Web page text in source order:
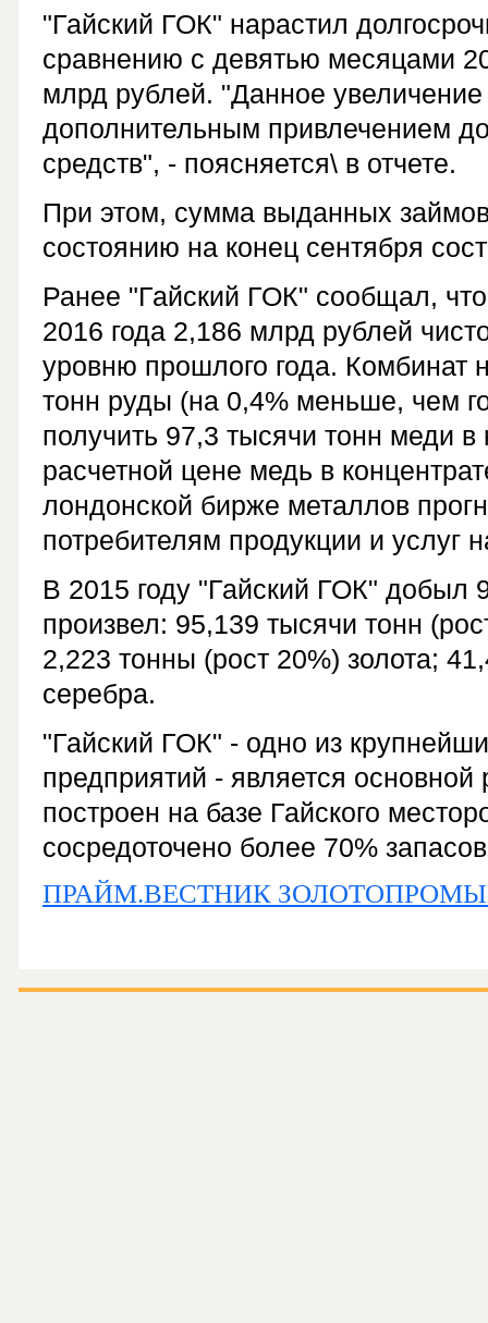
"Гайский ГОК" нарастил
сравнению с девятью месяцами
млрд рублей. "Данное
дополнительным привлечением
средств", - поясняется\ в отчете.
При этом, сумма выданных
состоянию на конец сентября
Ранее "Гайский ГОК" сообщал,
2016 года 2,186 млрд рублей
уровню прошлого года. Комбинат
тонн руды (на 0,4% меньше, чем
получить 97,3 тысячи тонн меди
расчетной цене медь в
лондонской бирже металлов
потребителям продукции и услуг
В 2015 году "Гайский ГОК" добыл
произвел: 95,139 тысячи тонн
2,223 тонны (рост 20%) золота;
серебра.
"Гайский ГОК" - одно из
предприятий - является
построен на базе Гайского
сосредоточено более 70%
ПРАЙМ.ВЕСТНИК